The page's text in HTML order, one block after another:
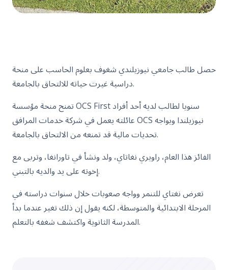
حصل طالب جامعي نيوزيلندي شغوف بعلوم الحاسب على منحة
دراسية غيرت حياته للالتحاق بالجامعة.
تمنح منحة مؤسسة OCS First سنويا لطالب لديه أحد أفراد
عائلته يعمل في شركة خدمات المرافق OCS نيوزيلندا ويواجه
تحديات مالية قد تمنعه من الالتحاق بالجامعة.
الفائز هذا العام، راويري نغاتاي، ولد ونشأ في تاورانغا، وتربى مع
إخوته على يد والديه بالتبني.
تعرض نغتاي للتنمر وواجه صعوبات خلال سنوات دراسته في
المرحلة الابتدائية والمتوسطة، لكنه يقول إن ذلك تغير عندما بدأ
المدرسة الثانوية واكتشف شغفه بالتعلم.